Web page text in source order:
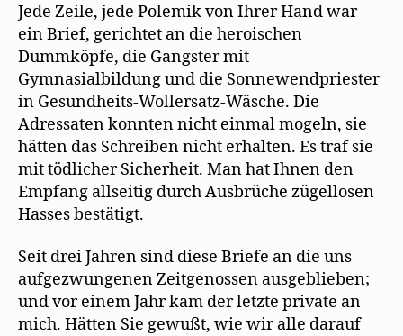
Jede Zeile, jede Polemik von Ihrer Hand war
ein Brief, gerichtet an die heroischen
Dummköpfe, die Gangster mit
Gymnasialbildung und die Sonnewendpriester
in Gesundheits-Wollersatz-Wäsche. Die
Adressaten konnten nicht einmal mogeln, sie
hätten das Schreiben nicht erhalten. Es traf sie
mit tödlicher Sicherheit. Man hat Ihnen den
Empfang allseitig durch Ausbrüche zügellosen
Hasses bestätigt.
Seit drei Jahren sind diese Briefe an die uns
aufgezwungenen Zeitgenossen ausgeblieben;
und vor einem Jahr kam der letzte private an
mich. Hätten Sie gewußt, wie wir alle darauf